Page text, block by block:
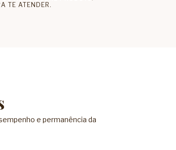
TE ATENDER.
e permanência da